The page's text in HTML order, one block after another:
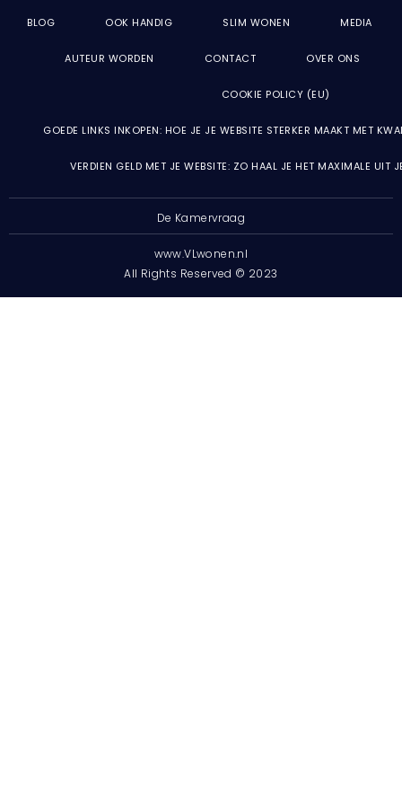
BLOG OOK HANDIG SLIM WONEN MEDIA
AUTEUR WORDEN CONTACT OVER ONS
COOKIE POLICY (EU)
GOEDE LINKS INKOPEN: HOE JE JE WEBSITE STERKER MAAKT MET
VERDIEN GELD MET JE WEBSITE: ZO HAAL JE HET MAXIMALE UIT
De Kamervraag
www.VLwonen.nl
All Rights Reserved © 2023